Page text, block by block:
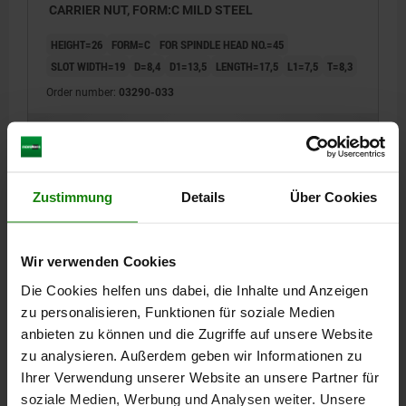
Zustimmung Details Über Cookies
Wir verwenden Cookies
Die Cookies helfen uns dabei, die Inhalte und Anzeigen
zu personalisieren, Funktionen für soziale Medien
anbieten zu können und die Zugriffe auf unsere Website
zu analysieren. Außerdem geben wir Informationen zu
Ihrer Verwendung unserer Website an unsere Partner für
soziale Medien, Werbung und Analysen weiter. Unsere
CARRIER NUT, FORM:C MILD STEEL
HEIGHT=26 FORM=C
FOR SPINDLE HEAD NO.=45
SLOT WIDTH=19
D=8,4 D1=13,5 LENGTH=17,5 L1=7,5 T=8,3
Order number: 03290-033
DETAILS
03290 C
CARRIER NUT, FORM:C MILD STEEL